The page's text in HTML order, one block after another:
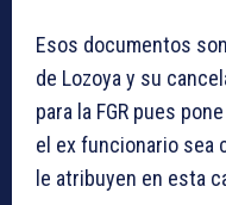
Esos documentos
de Lozoya y su
para la FGR pues
el ex funcionario sea
le atribuyen en esta